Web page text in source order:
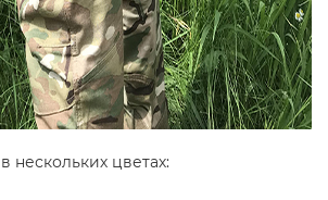
нескольких цветах: